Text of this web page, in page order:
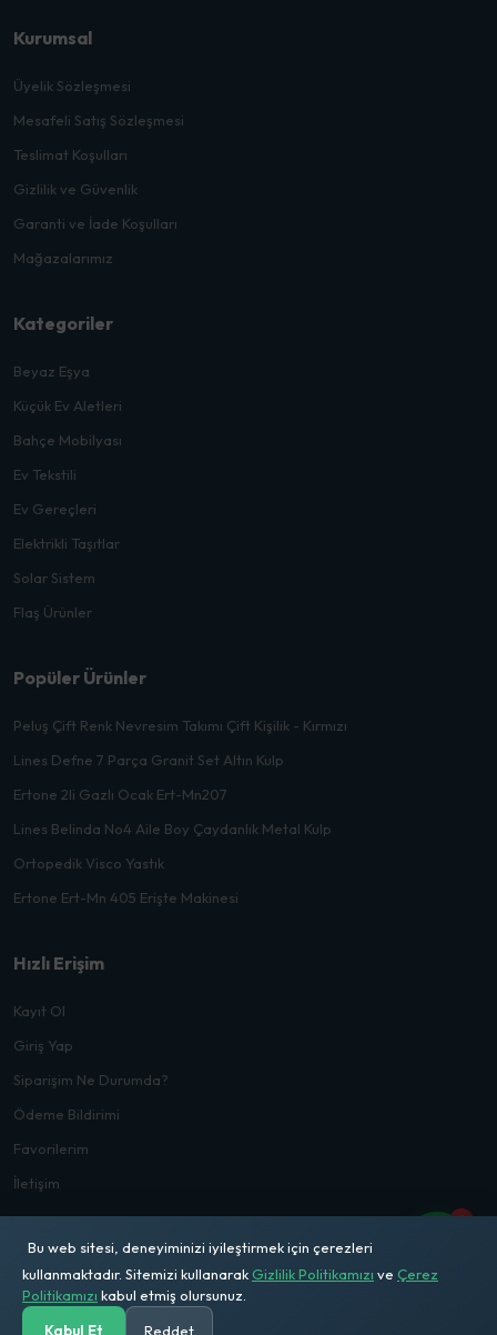
Kurumsal
Üyelik Sözleşmesi
Mesafeli Satış Sözleşmesi
Teslimat Koşulları
Gizlilik ve Güvenlik
Garanti ve İade Koşulları
Mağazalarımız
Kategoriler
Beyaz Eşya
Küçük Ev Aletleri
Bahçe Mobilyası
Ev Tekstili
Ev Gereçleri
Elektrikli Taşıtlar
Solar Sistem
Flaş Ürünler
Popüler Ürünler
Peluş Çift Renk Nevresim Takımı Çift Kişilik - Kırmızı
Lines Defne 7 Parça Granit Set Altın Kulp
Ertone 2li Gazlı Ocak Ert-Mn207
Lines Belinda No4 Aile Boy Çaydanlık Metal Kulp
Ortopedik Visco Yastık
Ertone Ert-Mn 405 Erişte Makinesi
Hızlı Erişim
Kayıt Ol
Giriş Yap
Siparişim Ne Durumda?
Ödeme Bildirimi
Favorilerim
İletişim
© 2026 Mehmet Doğru Ticaret
1
Bu web sitesi, deneyiminizi iyileştirmek için çerezleri
kullanmaktadır. Sitemizi kullanarak Gizlilik Politikamızı ve Çerez
Politikamızı kabul etmiş olursunuz.
Kabul Et
Reddet